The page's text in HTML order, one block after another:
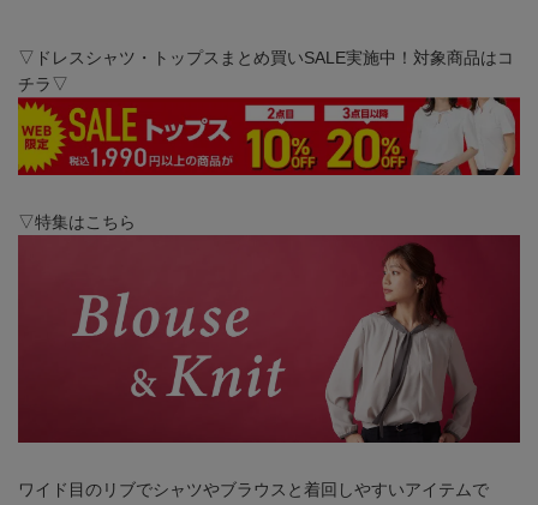
▽ドレスシャツ・トップスまとめ買いSALE実施中！対象商品はコ
チラ▽
▽特集はこちら
ワイド目のリブでシャツやブラウスと着回しやすいアイテムで